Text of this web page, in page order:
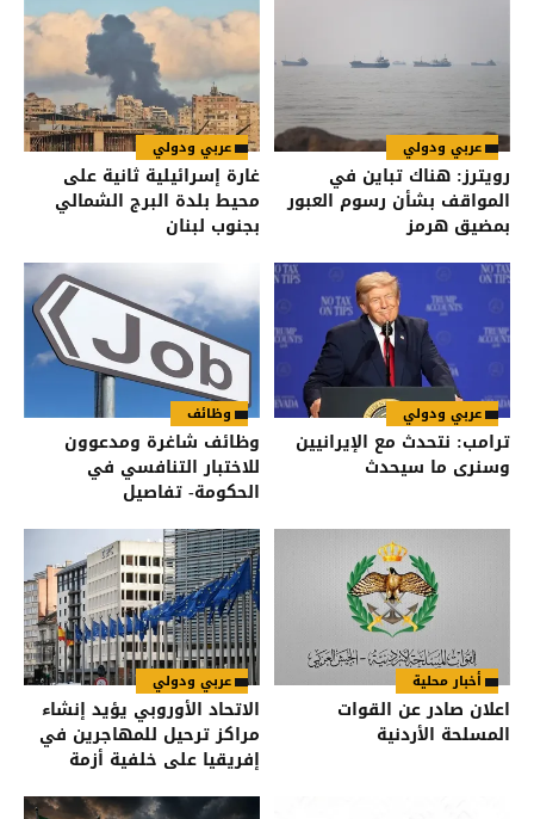
عربي ودولي
رويترز: هناك تباين في
المواقف بشأن رسوم العبور
بمضيق هرمز
عربي ودولي
غارة إسرائيلية ثانية على
محيط بلدة البرج الشمالي
بجنوب لبنان
عربي ودولي
ترامب: نتحدث مع الإيرانيين
وسنرى ما سيحدث
وظائف
وظائف شاغرة ومدعوون
للاختبار التنافسي في
الحكومة- تفاصيل
أخبار محلية
اعلان صادر عن القوات
المسلحة الأردنية
عربي ودولي
الاتحاد الأوروبي يؤيد إنشاء
مراكز ترحيل للمهاجرين في
إفريقيا على خلفية أزمة